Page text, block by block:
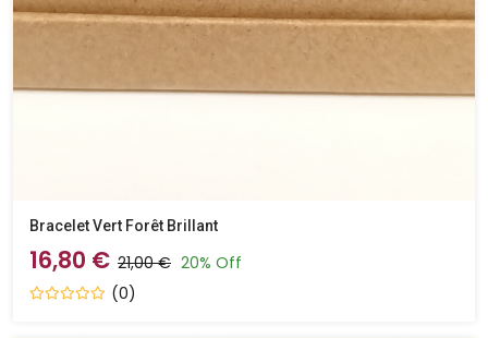
Bracelet Vert Forêt Brillant
16,80 € 21,00 € 20% Off
(0)